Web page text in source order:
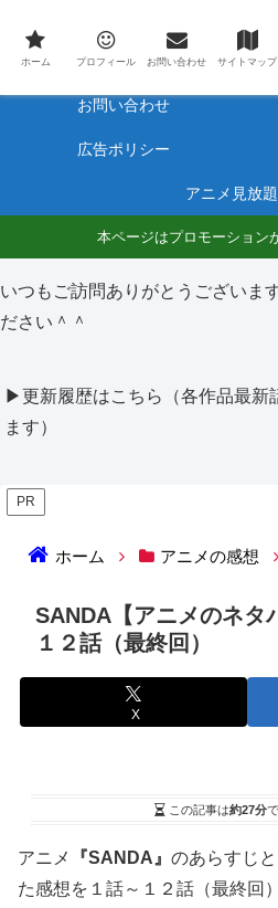
最新アニメのあらすじと感想をネタバ
ホーム
お問い合わせ
広告ポリシー
アニメ見放
本ページはプロモーション
いつもご訪問ありがとうございま
ださい＾＾
▶更新履歴はこちら（各作品最新
ます）
PR
ホーム アニメの感想
SANDA【アニメのネタ
１２話（最終回）
X
この記事は約27分
アニメ 『SANDA』 のあらすじ
た感想を１話～１２話（最終回
ホーム プロフィール お問い合わせ サイトマップ